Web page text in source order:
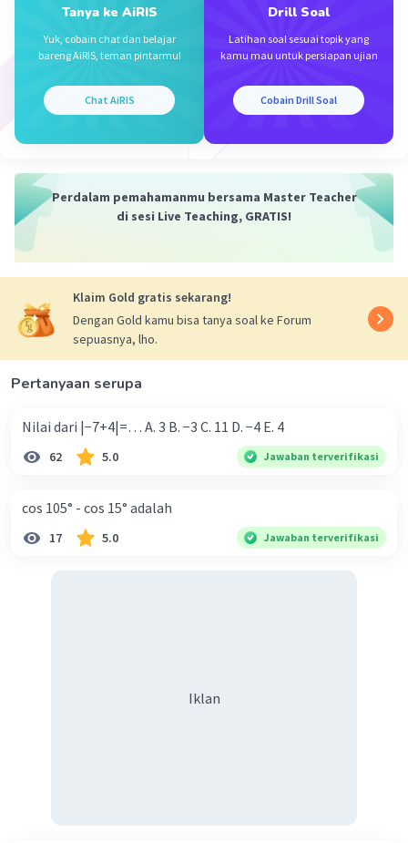
Iklan
Tanya ke AiRIS
Yuk, cobain chat dan belajar
bareng AiRIS, teman pintarmu!
Chat AiRIS
Drill Soal
Latihan soal sesuai topik yang
kamu mau untuk persiapan ujian
Cobain Drill Soal
Perdalam pemahamanmu bersama Master Teacher
di sesi Live Teaching, GRATIS!
Klaim Gold gratis sekarang!
Dengan Gold kamu bisa tanya soal ke Forum
sepuasnya, lho.
Pertanyaan serupa
Nilai dari |−7+4|=… A. 3 B. −3 C. 11 D. −4 E. 4
62 5.0 Jawaban terverifikasi
cos 105° - cos 15° adalah
17 5.0 Jawaban terverifikasi
Iklan